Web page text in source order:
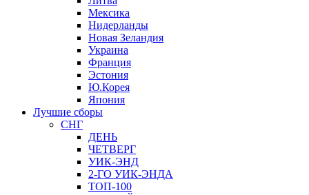
Мексика
Нидерланды
Новая Зеландия
Украина
Франция
Эстония
Ю.Корея
Япония
Лучшие сборы
СНГ
ДЕНЬ
ЧЕТВЕРГ
УИК-ЭНД
2-ГО УИК-ЭНДА
ТОП-100